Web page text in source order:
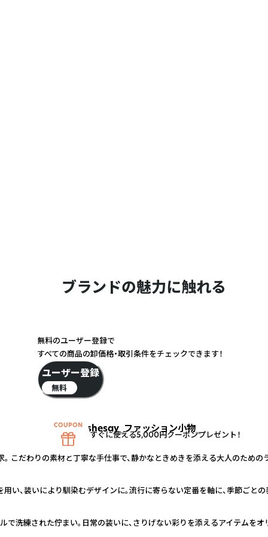
ブランドの魅力に触れる
shesay‗ファッション小物‗
こだわりの素材と丁寧な手仕事で、静かなときめきを添える大人のための
い、装いにより馴染むデザインに。流行に寄らない定番を軸に、季節ごとの
で洗練された佇まい。日常の装いに、さりげない彩りを添えるアイテムをオ
無料のユーザー登録で
すべての商品の卸価格・取引条件をチェックできます！
ユーザー登録
無料
すぐに使える5,000円クーポンプレゼント！